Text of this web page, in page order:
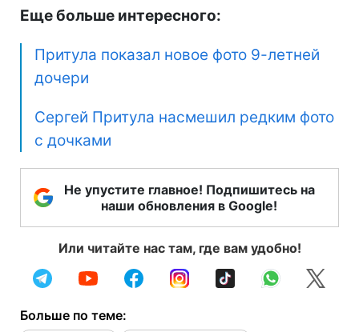
Еще больше интересного:
Притула показал новое фото 9-летней
дочери
Сергей Притула насмешил редким фото
с дочками
Не упустите главное! Подпишитесь на
наши обновления в Google!
Или читайте нас там, где вам удобно!
Больше по теме: